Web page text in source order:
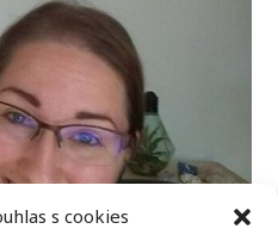
s cookies